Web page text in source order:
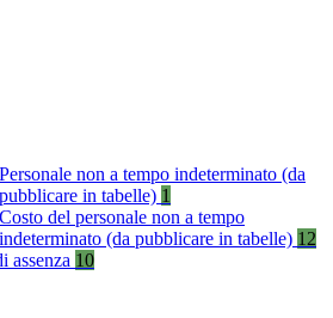
Personale non a tempo indeterminato (da
pubblicare in tabelle) 1
Costo del personale non a tempo
indeterminato (da pubblicare in tabelle) 12
assenza 10